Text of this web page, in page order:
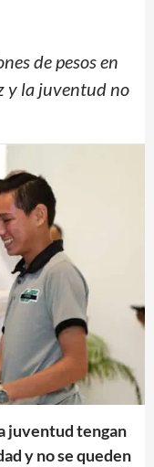
de pesos en
y la juventud no
juventud tengan
y no se queden